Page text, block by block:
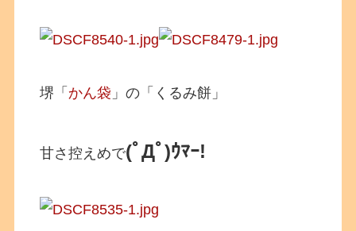
堺「かん袋 」の「くるみ餅」
甘さ控えめで(ﾟДﾟ)ｳﾏｰ!